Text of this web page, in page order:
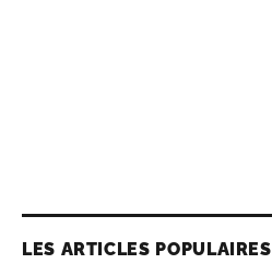
LES ARTICLES POPULAIRES